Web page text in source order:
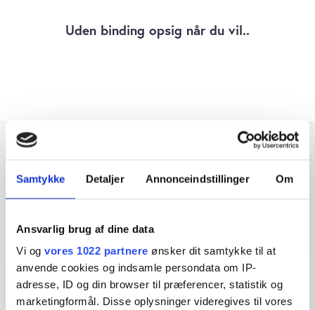
Samtykke Detaljer Annonceindstillinger Om
Ansvarlig brug af dine data
Vi og vores 1022 partnere ønsker dit samtykke til at
anvende cookies og indsamle persondata om IP-
adresse, ID og din browser til præferencer, statistik og
marketingformål. Disse oplysninger videregives til vores
Uden binding opsig når du vil..
Dybdegående og original
Økonomisk Ugebrev har i mere end 25 år leveret indsigtsfuld
og dagsordensættende journalistik og analyser til læserne og
den brede offentlighed.